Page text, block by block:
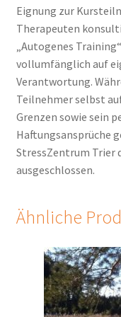
Eignung zur
Therapeuten
„Autogenes
vollumfänglich auf
Verantwortung.
Teilnehmer selbst
Grenzen sowie sein
Haftungsansprüche
StressZentrum Trier
ausgeschlossen.
Ähnliche